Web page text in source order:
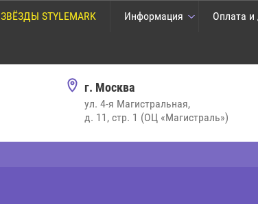
ЗВЁЗДЫ STYLEMARK Информация Оплата и
г. Москва
ул. 4-я Магистральная,
д. 11, стр. 1 (ОЦ «Магистраль»)